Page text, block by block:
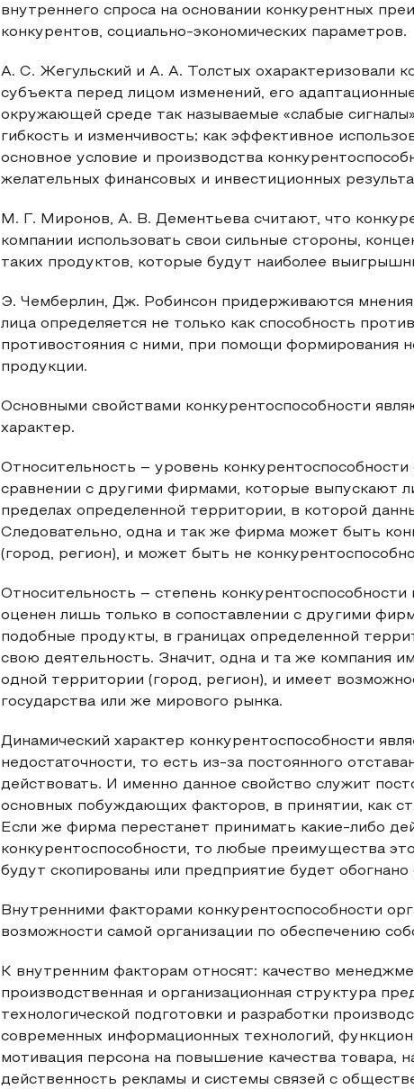
внутреннего спроса на основании конкурентных
конкурентов, социально-экономических параметров.
А. С. Жегульский и А. А. Толстых охарактеризовали
субъекта перед лицом изменений, его
окружающей среде так называемые «слабые
гибкость и изменчивость; как эффективное
основное условие и производства
желательных финансовых и инвестиционных
М. Г. Миронов, А. В. Дементьева считают, что
компании использовать свои сильные стороны,
таких продуктов, которые будут наиболее
Э. Чемберлин, Дж. Робинсон придерживаются
лица определяется не только как способность
противостояния с ними, при помощи формирования
продукции.
Основными свойствами конкурентоспособности
характер.
Относительность – уровень
сравнении с другими фирмами, которые выпускают
пределах определенной территории, в которой
Следовательно, одна и так же фирма может быть
(город, регион), и может быть не
Относительность – степень
оценен лишь только в сопоставлении с другими
подобные продукты, в границах определенной
свою деятельность. Значит, одна и та же компания
одной территории (город, регион), и имеет
государства или же мирового рынка.
Динамический характер конкурентоспособности
недостаточности, то есть из-за постоянного
действовать. И именно данное свойство служит
основных побуждающих факторов, в принятии, как
Если же фирма перестанет принимать какие-либо
конкурентоспособности, то любые преимущества
будут скопированы или предприятие будет
Внутренними факторами конкурентоспособности
возможности самой организации по обеспечению
К внутренним факторам относят: качество
производственная и организационная структура
технологической подготовки и разработки
современных информационных технологий,
мотивация персона на повышение качества товара,
действенность рекламы и системы связей с